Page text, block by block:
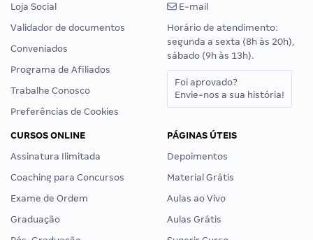
Loja Social
Validador de documentos
Conveniados
Programa de Afiliados
Trabalhe Conosco
Preferências de Cookies
E-mail
Horário de atendimento:
segunda a sexta (8h às 20h),
sábado (9h às 13h).
Foi aprovado?
Envie-nos a sua história!
CURSOS ONLINE
Assinatura Ilimitada
Coaching para Concursos
Exame de Ordem
Graduação
PÁGINAS ÚTEIS
Depoimentos
Material Grátis
Aulas ao Vivo
Aulas Grátis